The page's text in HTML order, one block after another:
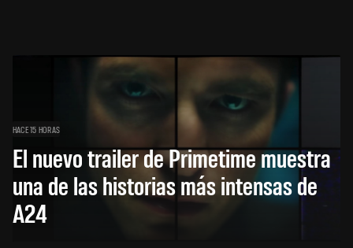
HACE 15 HORAS
El nuevo trailer de Primetime muestra
una de las historias más intensas de
A24